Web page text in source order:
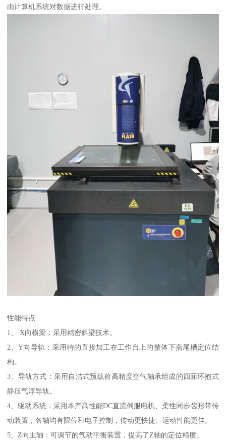
由计算机系统对数据进行处理。
性能特点
1、 X向横梁：采用精密斜梁技术。
2、Y向导轨：采用特的直接加工在工作台上的整体下燕尾槽定位结
构。
3、导轨方式：采用自洁式预载荷高精度空气轴承组成的四面环抱式
静压气浮导轨。
4、驱动系统：采用本产高性能DC直流伺服电机、柔性同步齿形带传
动装置，各轴均有限位和电子控制，传动更快捷、运动性能更佳。
5、Z向主轴：可调节的气动平衡装置，提高了Z轴的定位精度。